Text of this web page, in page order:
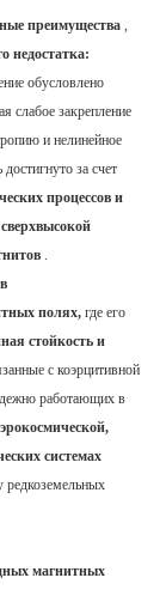
преимущества ,
недостатка:
обусловлено
слабое закрепление
и нелинейное
за счет
процессов и
сверхвысокой
.
полях, где его
стойкость и
с коэрцитивной
работающих в
системах
редкоземельных
магнитных